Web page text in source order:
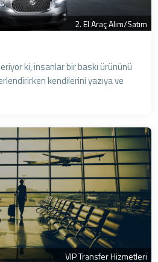
2. El Araç Alım/Satım
ki, insanlar bir baskı ürününü
kendilerini yazıya ve
VIP Transfer Hizmetleri